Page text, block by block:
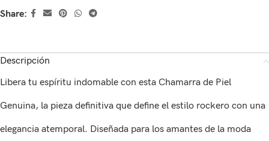
Share:
Descripción
Libera tu espíritu indomable con esta Chamarra de Piel
Genuina, la pieza definitiva que define el estilo rockero con una
elegancia atemporal. Diseñada para los amantes de la moda